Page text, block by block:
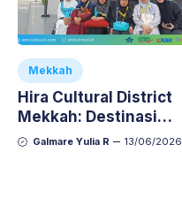
Mekkah
Hira Cultural District
Mekkah: Destinasi
Edukasi Islam Dekat
Galmare Yulia R 13/06/2026